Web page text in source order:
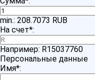
min.: 208.7073 RUB
На счет*:
Например: R15037760
Персональные данные
Имя*: